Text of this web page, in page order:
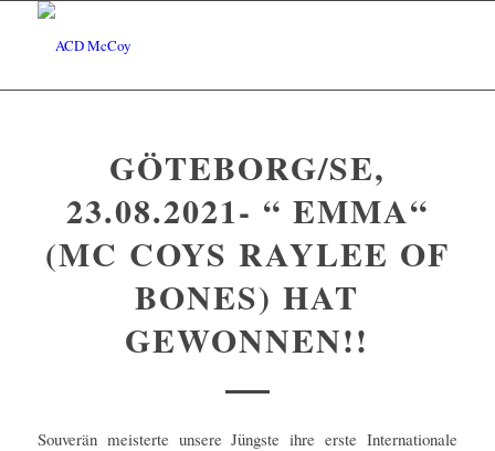
GÖTEBORG/SE,
23.08.2021- “ EMMA“
(MC COYS RAYLEE OF
BONES) HAT
GEWONNEN!!
Souverän meisterte unsere Jüngste ihre erste Internationale